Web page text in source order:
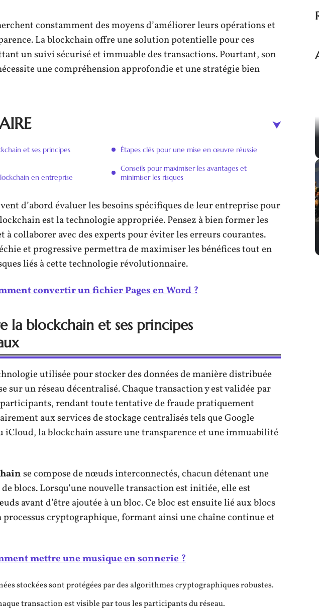
constamment des moyens d’améliorer leurs opérations et
La blockchain offre une solution potentielle pour ces
un suivi sécurisé et immuable des transactions. Pourtant, son
une compréhension approfondie et une stratégie bien
et ses principes
en entreprise
Étapes clés pour une mise en œuvre réussie
Conseils pour maximiser les avantages et
minimiser les risques
d’abord évaluer les besoins spécifiques de leur entreprise pour
est la technologie appropriée. Pensez à bien former les
à collaborer avec des experts pour éviter les erreurs courantes.
et progressive permettra de maximiser les bénéfices tout en
liés à cette technologie révolutionnaire.
convertir un fichier Pages en Word ?
la blockchain et ses principes
utilisée pour stocker des données de manière distribuée
sur un réseau décentralisé. Chaque transaction y est validée par
participants, rendant toute tentative de fraude pratiquement
aux services de stockage centralisés tels que Google
iCloud, la blockchain assure une transparence et une immuabilité
se compose de nœuds interconnectés, chacun détenant une
blocs. Lorsqu’une nouvelle transaction est initiée, elle est
avant d’être ajoutée à un bloc. Ce bloc est ensuite lié aux blocs
processus cryptographique, formant ainsi une chaîne continue et
mettre une musique en sonnerie ?
stockées sont protégées par des algorithmes cryptographiques robustes.
transaction est visible par tous les participants du réseau.